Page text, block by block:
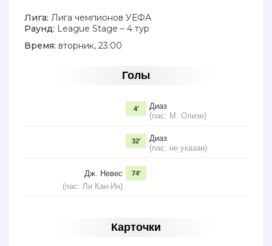
Лига: Лига чемпионов УЕФА
Раунд: League Stage – 4 тур
Время: вторник, 23:00
Голы
Диаз
(пас: М. Олизе)
4'
Диаз
(пас: не указан)
32'
Дж. Невес
(пас: Ли Кан-Ин)
74'
Карточки